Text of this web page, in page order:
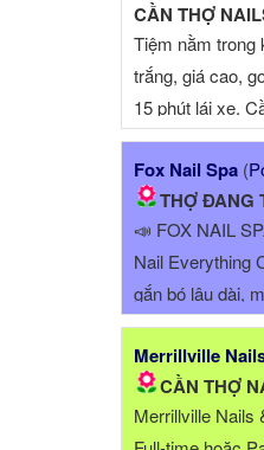
CẦN THỢ
Tiệm nằm trong
trắng, giá cao,
15 phút lái xe.
Fox Nail Spa (
THỢ ĐANG TÌM
📣 FOX NAIL
Nail Everything
gắn bó lâu dài,
định, ...
Merrillville
CẦN THỢ
Merrillville Nails